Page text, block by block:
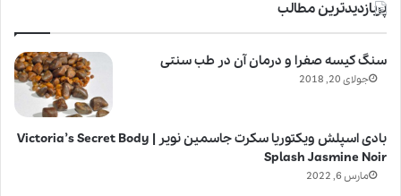
پربازدیدترین مطالب
سنگ کیسه صفرا و درمان آن در طب سنتی
جولای 20, 2018
بادی اسپلش ویکتوریا سکرت جاسمین نویر | Victoria’s Secret Body
Splash Jasmine Noir
مارس 6, 2022